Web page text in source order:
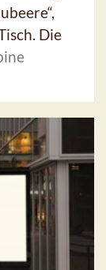
Die